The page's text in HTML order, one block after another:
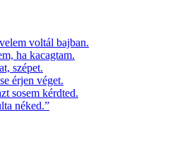
voltál bajban.
ha kacagtam.
szépet.
érjen véget.
sosem kérdted.
néked.”